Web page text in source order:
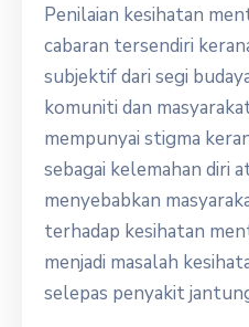
Penilaian kesihatan
cabaran tersendiri
subjektif dari segi
komuniti dan
mempunyai stigma
sebagai kelemahan diri
menyebabkan
terhadap kesihatan
menjadi masalah
selepas penyakit